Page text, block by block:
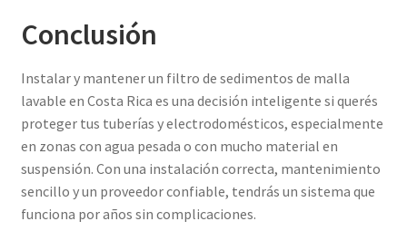
Conclusión
Instalar y mantener un filtro de sedimentos de malla
lavable en Costa Rica es una decisión inteligente si querés
proteger tus tuberías y electrodomésticos, especialmente
en zonas con agua pesada o con mucho material en
suspensión. Con una instalación correcta, mantenimiento
sencillo y un proveedor confiable, tendrás un sistema que
funciona por años sin complicaciones.